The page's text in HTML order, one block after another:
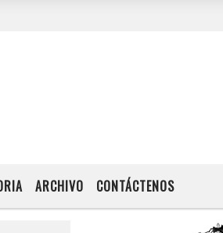
ARCHIVO CONTÁCTENOS